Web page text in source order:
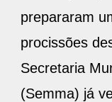
prepararam
procissões
Secretaria
(Semma) já